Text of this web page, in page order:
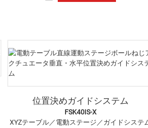
位置決めガイドシステム
FSK40IS-X
XYZテーブル／電動ステージ／ガイドシステ